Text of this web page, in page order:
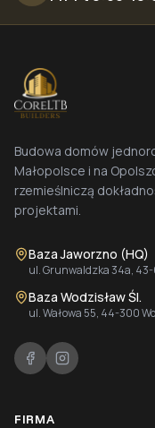
Budowa domów
Małopolsce i na
rzemieślniczą
projektami.
Baza Jaworzno (HQ)
ul. Grunwaldzka 34a,
Baza Wodzisław Śl.
ul. Wałowa 55, 44-300
FIRMA